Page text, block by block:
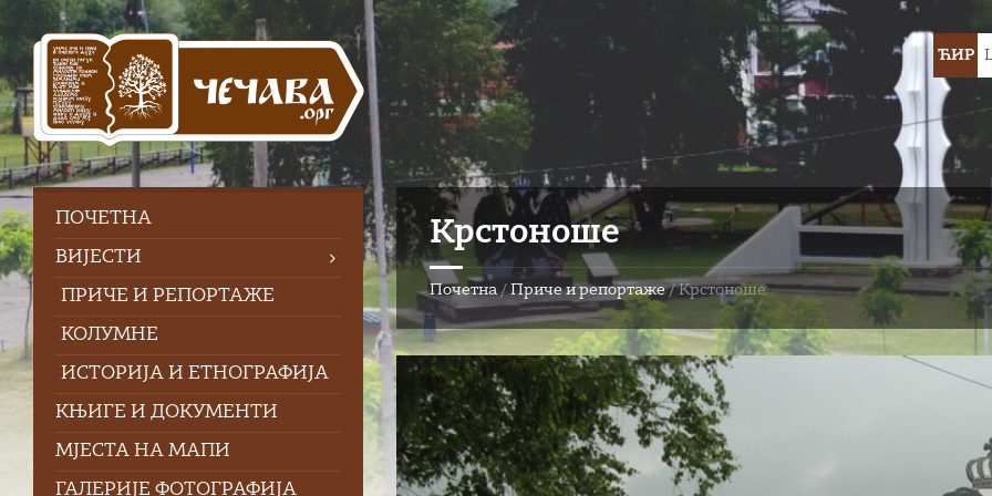
Skip
content
Skip
left
sidebar
Skip
footer
Choose
ЋИР
Крстоноше
Почетна /Приче и репортаже/Крстоноше
ПOЧЕТНА
ВИЈЕСТИ
ПРИЧЕ И РЕПОРТАЖЕ
КОЛУМНЕ
ИСТОРИЈА И ЕТНОГРАФИЈА
КЊИГЕ И ДОКУМЕНТИ
МЈЕСТА НА МАПИ
ГАЛЕРИЈЕ ФОТОГРАФИЈА